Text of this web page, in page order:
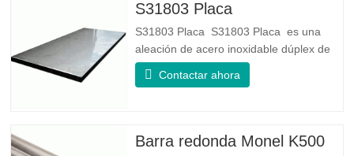
elasticidad es muy buena, muy adecuada
S31803 Placa
S31803 Placa S31803 Placa es una
aleación de acero inoxidable dúplex de
grado dúplex estándar. Tiene la
microestructura de igual proporción de
estabilidad mecánica confiable, ductilidad
Contactar ahora
Barra redonda Monel K500